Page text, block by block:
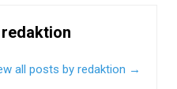
all posts by redaktion →